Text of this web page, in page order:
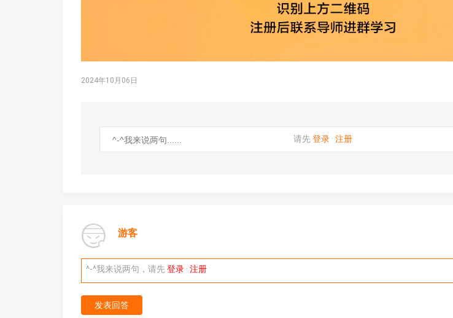
2024年10月06日
请先登录 · 注册
游客
^-^我来说两句，请先登录 · 注册
发表回答